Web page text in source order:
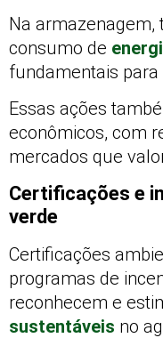
Na armazenagem,
consumo de
fundamentais
Essas ações
econômicos, com
mercados que
Certificações e
verde
Certificações
programas de
reconhecem e
sustentáveis no